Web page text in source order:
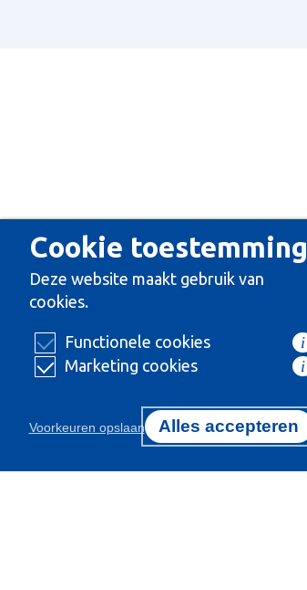
Cookie toestemming
Deze website maakt gebruik van
cookies.
Functionele cookies
i
Marketing cookies
i
Voorkeuren opslaan Alles accepteren